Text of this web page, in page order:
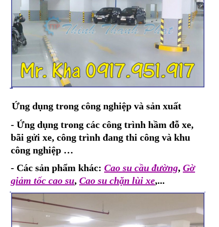
Ứng dụng trong công nghiệp và sản xuất
- Ứng dụng trong các công trình hầm đỗ xe,
bãi gửi xe, công trình đang thi công và khu
công nghiệp …
- Các sản phẩm khác: Cao su cầu đường, Gờ
giảm tốc cao su, Cao su chặn lùi xe,...